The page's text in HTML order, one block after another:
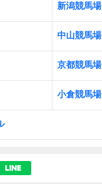
新潟競馬場
中山競馬場
京都競馬場
小倉競馬場